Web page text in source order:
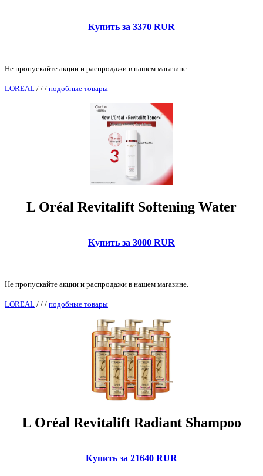
Купить за 3370 RUR
Не пропускайте акции и распродажи в нашем магазине.
LOREAL / / / подобные товары
L Oréal Revitalift Softening Water
Купить за 3000 RUR
Не пропускайте акции и распродажи в нашем магазине.
LOREAL / / / подобные товары
L Oréal Revitalift Radiant Shampoo
Купить за 21640 RUR